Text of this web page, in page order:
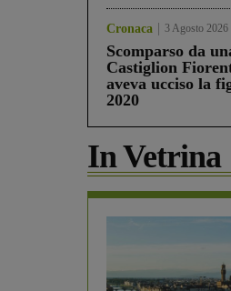
Cronaca 3 Agosto 2026
Scomparso da
Castiglion
aveva ucciso la
2020
In Vetrina